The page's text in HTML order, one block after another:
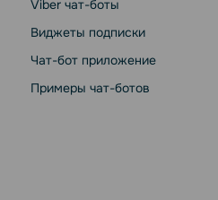
Viber чат-боты
Виджеты подписки
Чат-бот приложение
Примеры чат-ботов